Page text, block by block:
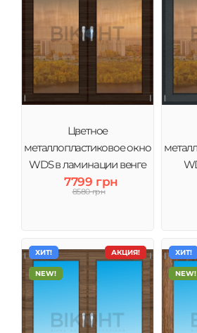
Цветное
металлопластиковое окно
WDS в ламинации венге
тонировка бронза
7799 грн
8580 грн
АКЦИЯ!
ХИТ!
NEW!
ХИТ!
NEW!